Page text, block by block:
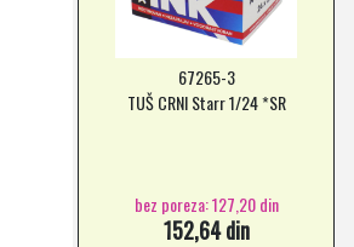
67265-3
TUŠ CRNI Starr 1/24 *SR
bez poreza: 127,20 din
152,64 din